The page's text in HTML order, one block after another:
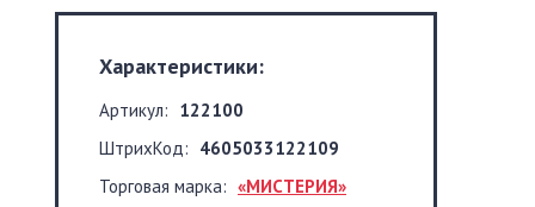
Характеристики:
Артикул: 122100
ШтрихКод: 4605033122109
Торговая марка: «МИСТЕРИЯ»